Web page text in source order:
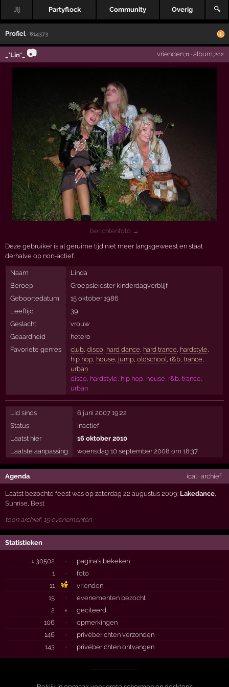
Jij Partyflock Community Overig 🔍
Profiel · 614373
_*Lin*_ 📷 vrienden,11· album ,202
berichtenfoto →
Deze gebruiker is al geruime tijd niet meer langsgeweest en staat
derhalve op non-actief.
Naam
Linda
Beroep
Groepsleidster kinderdagverblijf
Geboortedatum
15 oktober 1986
Leeftijd
39
Geslacht
vrouw
Geaardheid
hetero
Favoriete genres
club, disco, hard dance hard trance hardstyle
hip hop, house jump, oldschool r&b, trance
urban
disco, hardstyle, hip hop, house, r&b, trance,
urban
Lid sinds
6 juni 2007 19:22
Status
inactief
Laatst hier
16 oktober 2010
Laatste aanpassing
woensdag 10 september 2008 om 18:37
Agenda ical· archief
Laatst bezochte feest was op zaterdag 22 augustus 2009: Lakedance,
Sunrise, Best
toon archief, 15 evenementen
Statistieken
± 30502 ·
pagina's bekeken
1
·
foto
11
vrienden
15
·
evenementen bezocht
2
×
geciteerd
106
·
opmerkingen
146
·
privéberichten verzonden
143
· privéberichten ontvangen